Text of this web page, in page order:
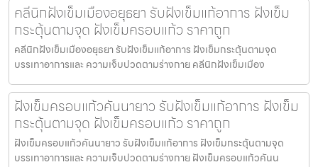
คลีนิกฝังเข็มเมืองอยุธยา รับฝังเข็มแก้อาการ ฝังเข็ม
กระตุ้นตามจุด ฝังเข็มครอบแก้ว ราคาถูก
คลีนิกฝังเข็มเมืองอยุธยา รับฝังเข็มแก้อาการ ฝังเข็มกระตุ้นตามจุด
บรรเทาอาการและ ความเจ็บปวดตามร่างกาย คลีนิกฝังเข็มเมือง
ฝังเข็มครอบแก้วคันนายาว รับฝังเข็มแก้อาการ ฝังเข็ม
กระตุ้นตามจุด ฝังเข็มครอบแก้ว ราคาถูก
ฝังเข็มครอบแก้วคันนายาว รับฝังเข็มแก้อาการ ฝังเข็มกระตุ้นตามจุด
บรรเทาอาการและ ความเจ็บปวดตามร่างกาย ฝังเข็มครอบแก้วคันน